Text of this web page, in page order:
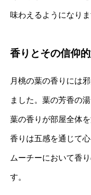
味わえるようになりま
香りとその信仰
月桃の葉の香りには
ました。葉の芳香の
葉の香りが部屋全体
香りは五感を通じて
ムーチーにおいて香
す。